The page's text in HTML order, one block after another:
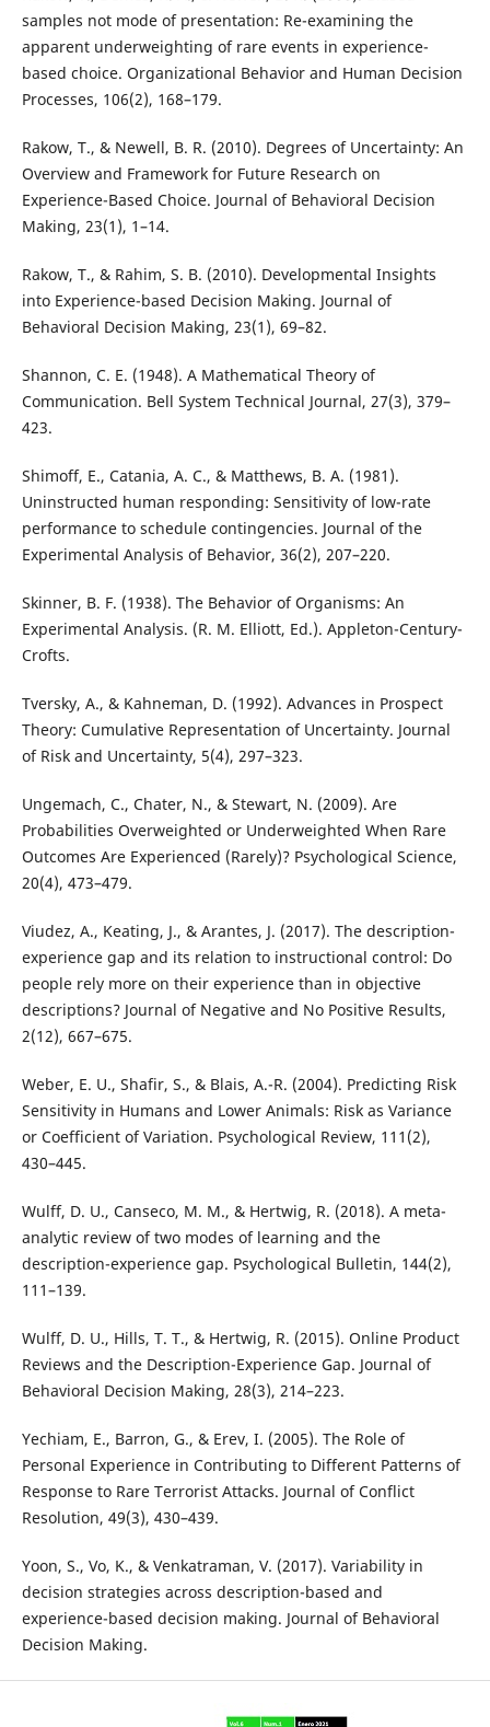
samples not mode of presentation: Re-examining the
apparent underweighting of rare events in experience-
based choice. Organizational Behavior and Human Decision
Processes, 106(2), 168–179.
Rakow, T., & Newell, B. R. (2010). Degrees of Uncertainty: An
Overview and Framework for Future Research on
Experience-Based Choice. Journal of Behavioral Decision
Making, 23(1), 1–14.
Rakow, T., & Rahim, S. B. (2010). Developmental Insights
into Experience-based Decision Making. Journal of
Behavioral Decision Making, 23(1), 69–82.
Shannon, C. E. (1948). A Mathematical Theory of
Communication. Bell System Technical Journal, 27(3), 379–
423.
Shimoff, E., Catania, A. C., & Matthews, B. A. (1981).
Uninstructed human responding: Sensitivity of low-rate
performance to schedule contingencies. Journal of the
Experimental Analysis of Behavior, 36(2), 207–220.
Skinner, B. F. (1938). The Behavior of Organisms: An
Experimental Analysis. (R. M. Elliott, Ed.). Appleton-Century-
Crofts.
Tversky, A., & Kahneman, D. (1992). Advances in Prospect
Theory: Cumulative Representation of Uncertainty. Journal
of Risk and Uncertainty, 5(4), 297–323.
Ungemach, C., Chater, N., & Stewart, N. (2009). Are
Probabilities Overweighted or Underweighted When Rare
Outcomes Are Experienced (Rarely)? Psychological Science,
20(4), 473–479.
Viudez, A., Keating, J., & Arantes, J. (2017). The description-
experience gap and its relation to instructional control: Do
people rely more on their experience than in objective
descriptions? Journal of Negative and No Positive Results,
2(12), 667–675.
Weber, E. U., Shafir, S., & Blais, A.-R. (2004). Predicting Risk
Sensitivity in Humans and Lower Animals: Risk as Variance
or Coefficient of Variation. Psychological Review, 111(2),
430–445.
Wulff, D. U., Canseco, M. M., & Hertwig, R. (2018). A meta-
analytic review of two modes of learning and the
description-experience gap. Psychological Bulletin, 144(2),
111–139.
Wulff, D. U., Hills, T. T., & Hertwig, R. (2015). Online Product
Reviews and the Description-Experience Gap. Journal of
Behavioral Decision Making, 28(3), 214–223.
Yechiam, E., Barron, G., & Erev, I. (2005). The Role of
Personal Experience in Contributing to Different Patterns of
Response to Rare Terrorist Attacks. Journal of Conflict
Resolution, 49(3), 430–439.
Yoon, S., Vo, K., & Venkatraman, V. (2017). Variability in
decision strategies across description-based and
experience-based decision making. Journal of Behavioral
Decision Making.